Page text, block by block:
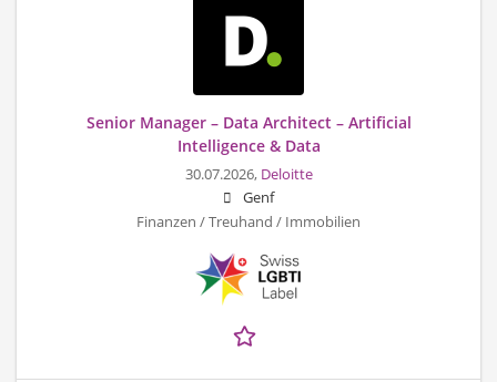
Senior Manager – Data Architect – Artificial
Intelligence & Data
30.07.2026, Deloitte
Genf
Finanzen / Treuhand / Immobilien